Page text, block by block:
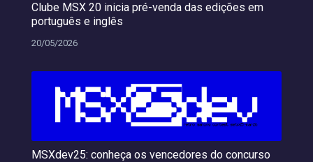
Clube MSX 20 inicia pré-venda das edições em
português e inglês
20/05/2026
MSXdev25: conheça os vencedores do concurso